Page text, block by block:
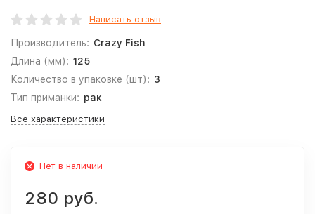
Написать отзыв
Производитель: Crazy Fish
Длина (мм): 125
Количество в упаковке (шт): 3
Тип приманки: рак
Все характеристики
Нет в наличии
280 руб.